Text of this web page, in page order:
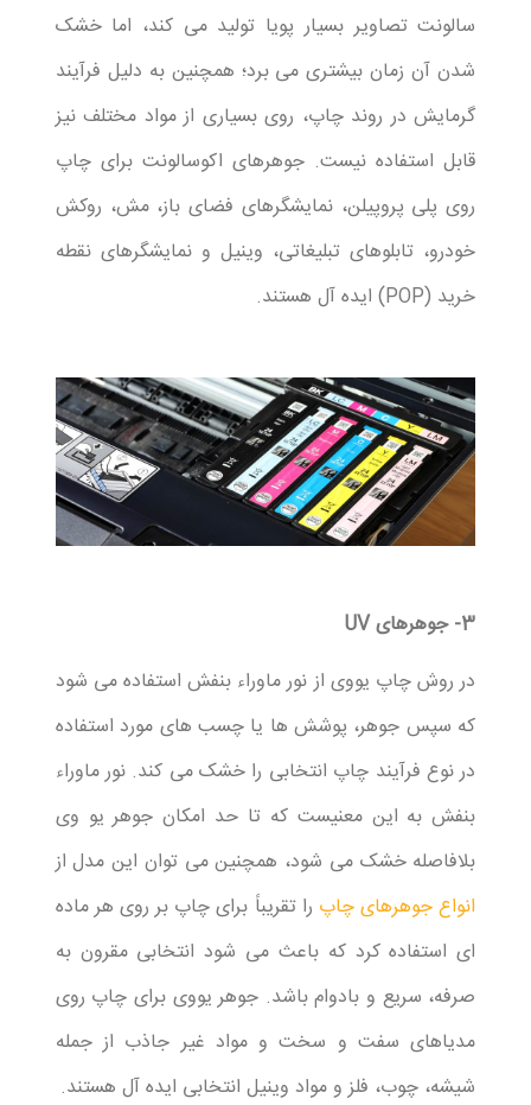
سالونت تصاویر بسیار پویا تولید می کند، اما خشک
شدن آن زمان بیشتری می برد؛ همچنین به دلیل فرآیند
گرمایش در روند چاپ، روی بسیاری از مواد مختلف نیز
قابل استفاده نیست. جوهرهای اکوسالونت برای چاپ
روی پلی پروپیلن، نمایشگرهای فضای باز، مش، روکش
خودرو، تابلوهای تبلیغاتی، وینیل و نمایشگرهای نقطه
خرید (POP) ایده آل هستند.
3- جوهرهای UV
در روش چاپ یووی از نور ماوراء بنفش استفاده می شود
که سپس جوهر، پوشش ها یا چسب های مورد استفاده
در نوع فرآیند چاپ انتخابی را خشک می کند. نور ماوراء
بنفش به این معنیست که تا حد امکان جوهر یو وی
بلافاصله خشک می شود، همچنین می توان این مدل از
انواع جوهرهای چاپ را تقریباً برای چاپ بر روی هر ماده
ای استفاده کرد که باعث می شود انتخابی مقرون به
صرفه، سریع و بادوام باشد. جوهر یووی برای چاپ روی
مدیاهای سفت و سخت و مواد غیر جاذب از جمله
شیشه، چوب، فلز و مواد وینیل انتخابی ایده آل هستند.